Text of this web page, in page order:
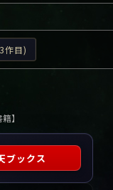
作目)
】
ブックス